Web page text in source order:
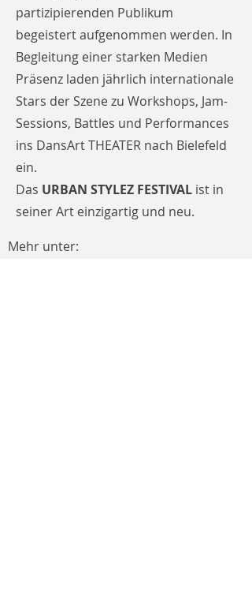
partizipierenden Publikum
begeistert aufgenommen werden. In
Begleitung einer starken Medien
Präsenz laden jährlich internationale
Stars der Szene zu Workshops, Jam-
Sessions, Battles und Performances
ins DansArt THEATER nach Bielefeld
ein.
Das URBAN STYLEZ FESTIVAL ist in
seiner Art einzigartig und neu.
Mehr unter: